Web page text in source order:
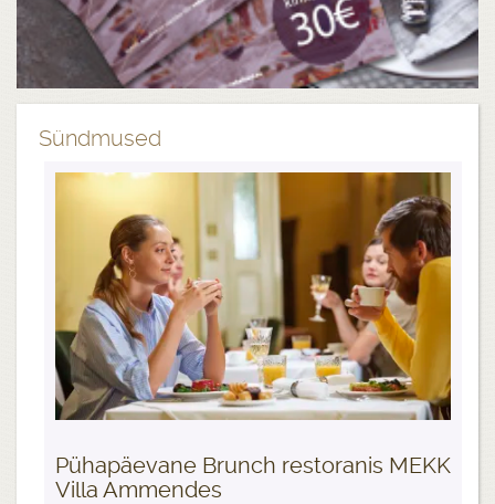
Sündmused
Pühapäevane Brunch restoranis MEKK
Villa Ammendes